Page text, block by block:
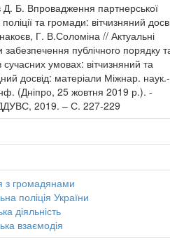
Д. Б. Впровадження партнерської
поліції та громади: вітчизняний
Г. В.Соломіна // Актуальні
публічного порядку
сучасних умовах: вітчизняний та
досвід: матеріали Міжнар. наук.-
(Дніпро, 25 жовтня 2019 р.). -
2019. – С. 227-229
з громадянами
поліція України
діяльність
взаємодія